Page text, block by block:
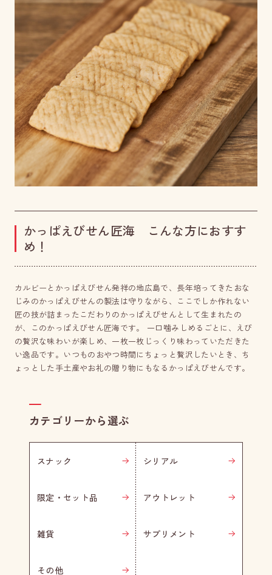
かっぱえびせん匠海 こんな方におすす
め！
カルビーとかっぱえびせん発祥の地広島で、長年培ってきたおな
じみのかっぱえびせんの製法は守りながら、ここでしか作れない
匠の技が詰まったこだわりのかっぱえびせんとして生まれたの
が、このかっぱえびせん匠海です。 一口噛みしめるごとに、えび
の贅沢な味わいが楽しめ、一枚一枚じっくり味わっていただきた
い逸品です。いつものおやつ時間にちょっと贅沢したいとき、ち
ょっとした手土産やお礼の贈り物にもなるかっぱえびせんです。
カテゴリーから選ぶ
スナック シリアル
限定・セット品 アウトレット
雑貨 サプリメント
その他